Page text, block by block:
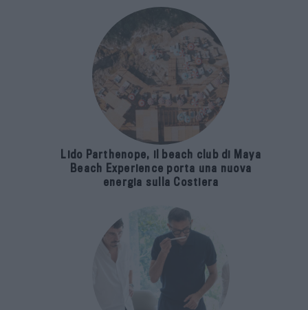
Lido Parthenope, il beach club di Maya
Beach Experience porta una nuova
energia sulla Costiera